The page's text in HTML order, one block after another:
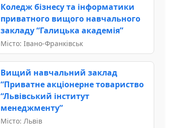
Коледж бізнесу та інформатики
приватного вищого навчального
закладу “Галицька академія”
Місто: Івано-Франківськ
Вищий навчальний заклад
“Приватне акціонерне товариство
“Львівський інститут
менеджменту”
Місто: Львів